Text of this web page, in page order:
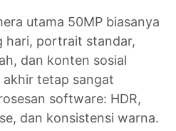
utama 50MP biasanya
hari, portrait standar,
dan konten sosial
akhir tetap sangat
software: HDR,
dan konsistensi warna.